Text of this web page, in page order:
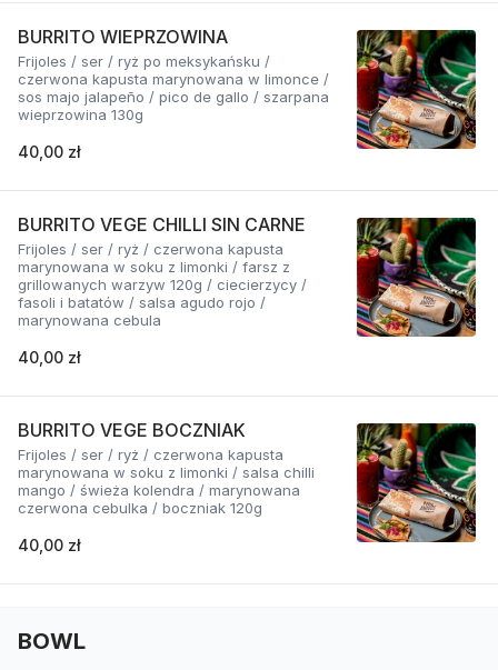
BURRITO WIEPRZOWINA
Frijoles / ser / ryż po meksykańsku /
czerwona kapusta marynowana w limonce /
sos majo jalapeño / pico de gallo / szarpana
wieprzowina 130g
40,00 zł
BURRITO VEGE CHILLI SIN CARNE
Frijoles / ser / ryż / czerwona kapusta
marynowana w soku z limonki / farsz z
grillowanych warzyw 120g / ciecierzycy /
fasoli i batatów / salsa agudo rojo /
marynowana cebula
40,00 zł
BURRITO VEGE BOCZNIAK
Frijoles / ser / ryż / czerwona kapusta
marynowana w soku z limonki / salsa chilli
mango / świeża kolendra / marynowana
czerwona cebulka / boczniak 120g
40,00 zł
BOWL